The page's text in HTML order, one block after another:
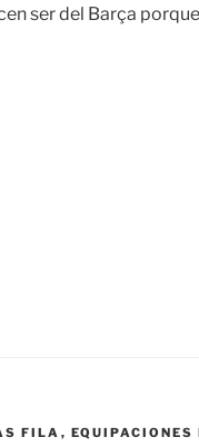
ser del Barça
FILA ,